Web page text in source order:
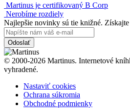
Martinus je certifikovaný B Corp
Nerobíme rozdiely
Najlepšie novinky sú tie knižné.
Odoslať
© 2000-2026 Martinus. Internetové
vyhradené.
Nastaviť cookies
Ochrana súkromia
Obchodné podmienky